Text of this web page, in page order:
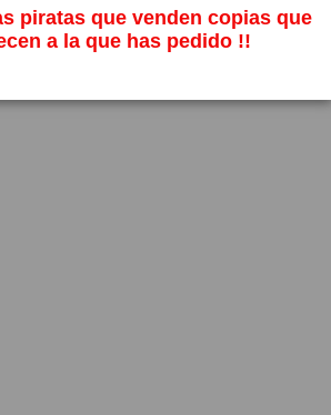
piratas que venden copias que
a la que has pedido !!